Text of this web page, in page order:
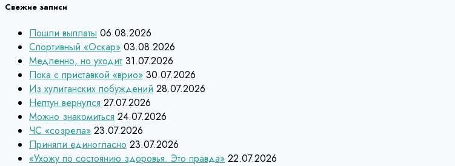
Свежие записи
Пошли выплаты 06.08.2026
Спортивный «Оскар» 03.08.2026
Медленно, но уходит 31.07.2026
Пока с приставкой «врио» 30.07.2026
Из хулиганских побуждений 28.07.2026
Нептун вернулся 27.07.2026
Можно знакомиться 24.07.2026
ЧС «созрела» 23.07.2026
Приняли единогласно 23.07.2026
«Ухожу по состоянию здоровья. Это правда» 22.07.2026